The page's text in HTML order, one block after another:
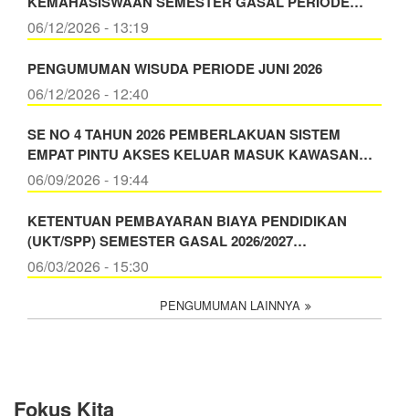
06/12/2026 - 13:19
PENGUMUMAN WISUDA PERIODE JUNI 2026
06/12/2026 - 12:40
SE NO 4 TAHUN 2026 PEMBERLAKUAN SISTEM
EMPAT PINTU AKSES KELUAR MASUK KAWASAN…
06/09/2026 - 19:44
KETENTUAN PEMBAYARAN BIAYA PENDIDIKAN
(UKT/SPP) SEMESTER GASAL 2026/2027…
06/03/2026 - 15:30
PENGUMUMAN LAINNYA
Fokus Kita